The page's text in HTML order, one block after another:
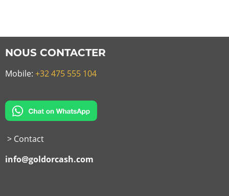
NOUS CONTACTER
Mobile: +32 475 555 104
> Contact
info@goldorcash.com